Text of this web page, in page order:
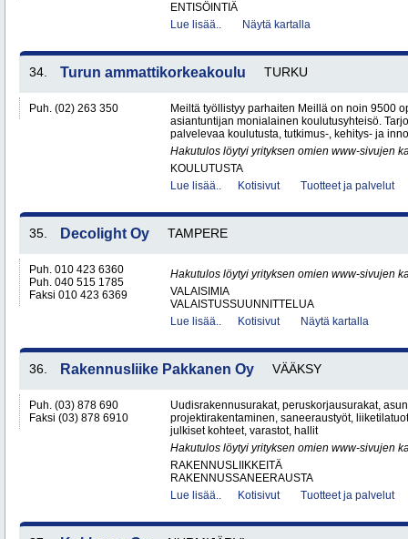
ENTISÖINTIÄ
Lue lisää..
Näytä kartalla
34. Turun ammattikorkeakoulu TURKU
Puh. (02) 263 350
Meiltä työllistyy parhaiten Meillä on noin 9500
asiantuntijan monialainen koulutusyhteisö.
palvelevaa koulutusta, tutkimus-, kehitys- ja
Hakutulos löytyi yrityksen omien www-sivujen
KOULUTUSTA
Lue lisää..
Kotisivut Tuotteet ja palvelut
35. Decolight Oy TAMPERE
Puh. 010 423 6360
Puh. 040 515 1785
Faksi 010 423 6369
Hakutulos löytyi yrityksen omien www-sivujen
VALAISIMIA
VALAISTUSSUUNNITTELUA
Lue lisää..
Kotisivut Näytä kartalla
36. Rakennusliike Pakkanen Oy VÄÄKSY
Puh. (03) 878 690
Faksi (03) 878 6910
Uudisrakennusurakat, peruskorjausurakat,
projektirakentaminen, saneeraustyöt,
julkiset kohteet, varastot, hallit
Hakutulos löytyi yrityksen omien www-sivujen
RAKENNUSLIIKKEITÄ
RAKENNUSSANEERAUSTA
Lue lisää..
Kotisivut Tuotteet ja palvelut